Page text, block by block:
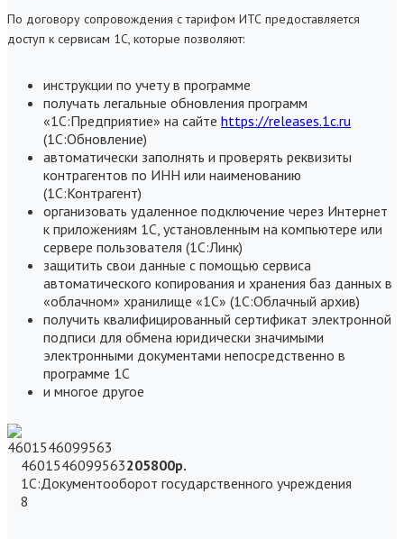
По договору сопровождения с тарифом ИТС предоставляется
доступ к сервисам 1С, которые позволяют:
инструкции по учету в программе
получать легальные обновления программ
«1С:Предприятие» на сайте https://releases.1c.ru
(1С:Обновление)
автоматически заполнять и проверять реквизиты
контрагентов по ИНН или наименованию
(1С:Контрагент)
организовать удаленное подключение через Интернет
к приложениям 1С, установленным на компьютере или
сервере пользователя (1С:Линк)
защитить свои данные с помощью сервиса
автоматического копирования и хранения баз данных в
«облачном» хранилище «1С» (1С:Облачный архив)
получить квалифицированный сертификат электронной
подписи для обмена юридически значимыми
электронными документами непосредственно в
программе 1С
и многое другое
4601546099563205800р.
1С:Документооборот государственного учреждения
8